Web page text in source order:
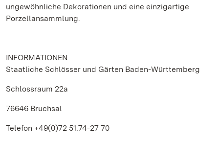
ungewöhnliche Dekorationen und eine einzigartige
Porzellansammlung.
INFORMATIONEN
Staatliche Schlösser und Gärten Baden-Württemberg
Schlossraum 22a
76646 Bruchsal
Telefon +49(0)72 51.74-27 70